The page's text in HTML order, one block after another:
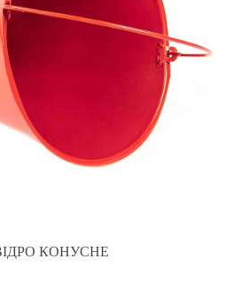
КОНУСНЕ